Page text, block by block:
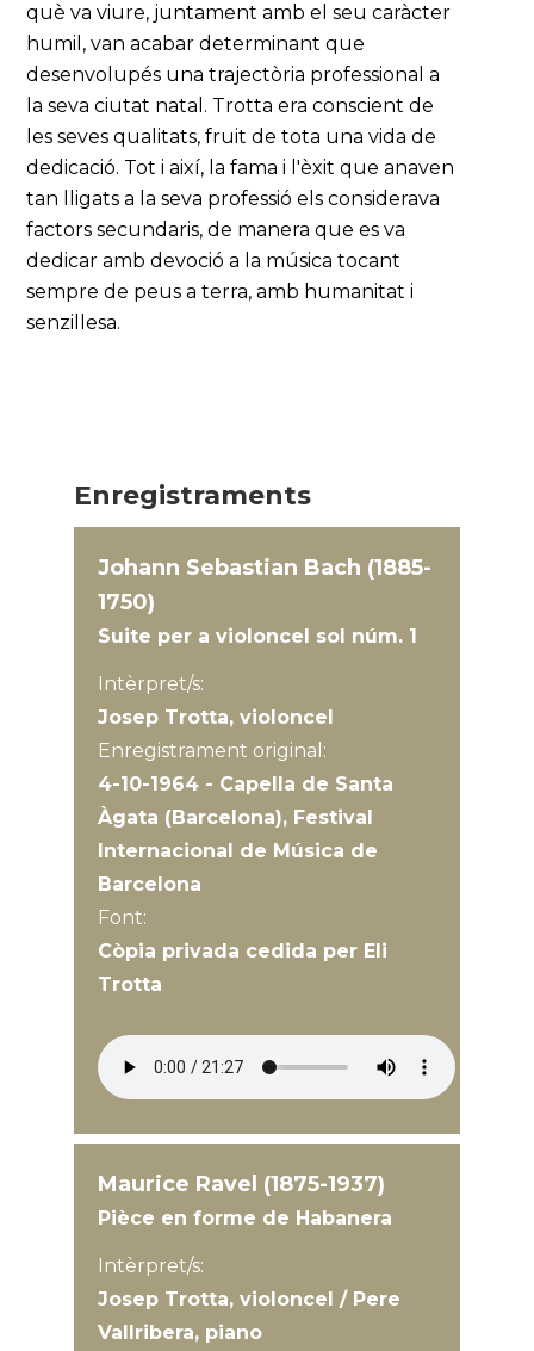
què va viure, juntament amb el seu caràcter
humil, van acabar determinant que
desenvolupés una trajectòria professional a
la seva ciutat natal. Trotta era conscient de
les seves qualitats, fruit de tota una vida de
dedicació. Tot i així, la fama i l'èxit que anaven
tan lligats a la seva professió els considerava
factors secundaris, de manera que es va
dedicar amb devoció a la música tocant
sempre de peus a terra, amb humanitat i
senzillesa.
Enregistraments
Johann Sebastian Bach (1885-
1750)
Suite per a violoncel sol núm. 1
Intèrpret/s:
Josep Trotta, violoncel
Enregistrament original:
4-10-1964 - Capella de Santa
Àgata (Barcelona), Festival
Internacional de Música de
Barcelona
Font:
Còpia privada cedida per Eli
Trotta
Maurice Ravel (1875-1937)
Pièce en forme de Habanera
Intèrpret/s:
Josep Trotta, violoncel / Pere
Vallribera, piano